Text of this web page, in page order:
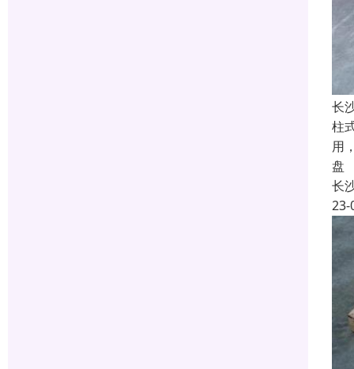
长
柱
用
盘
长
23-